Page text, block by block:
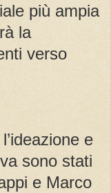
più ampia
la
verso
e
sono stati
e Marco